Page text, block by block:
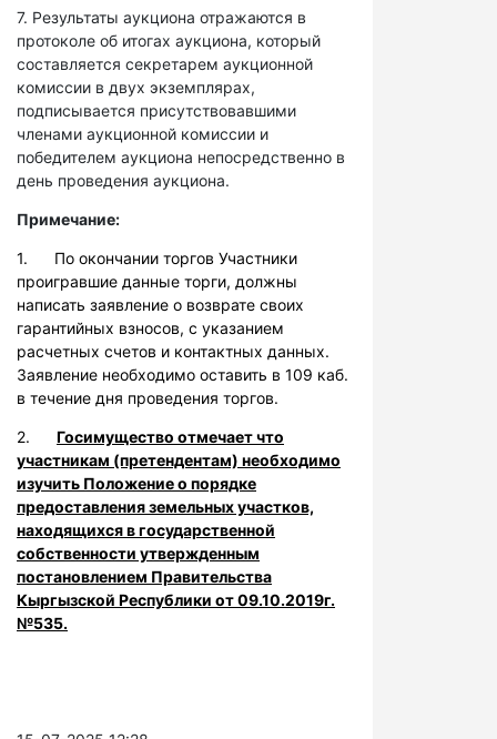
7. Результаты аукциона отражаются в
протоколе об итогах аукциона, который
составляется секретарем аукционной
комиссии в двух экземплярах,
подписывается присутствовавшими
членами аукционной комиссии и
победителем аукциона непосредственно в
день проведения аукциона.
Примечание:
1. По окончании торгов Участники
проигравшие данные торги, должны
написать заявление о возврате своих
гарантийных взносов, с указанием
расчетных счетов и контактных данных.
Заявление необходимо оставить в 109 каб.
в течение дня проведения торгов.
2. Госимущество отмечает что
участникам (претендентам) необходимо
изучить Положение о порядке
предоставления земельных участков,
находящихся в государственной
собственности утвержденным
постановлением Правительства
Кыргызской Республики от 09.10.2019г.
№535.